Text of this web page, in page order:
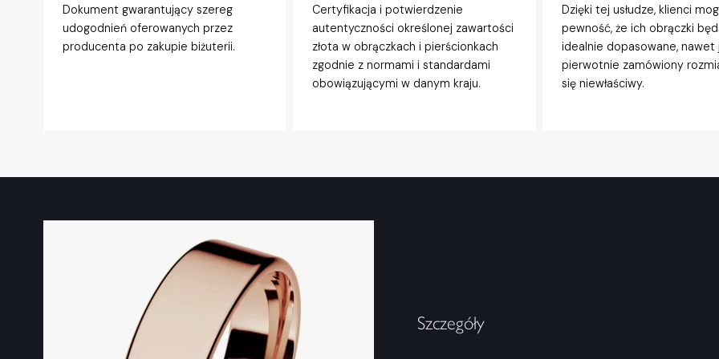
Dokument gwarantujący szereg
udogodnień oferowanych przez
producenta po zakupie biżuterii.
Certyfikacja i potwierdzenie
autentyczności określonej zawartości
złota w obrączkach i pierścionkach
zgodnie z normami i standardami
obowiązującymi w danym kraju.
Dzięki tej usłudze, klienci
pewność, że ich obrączki
idealnie dopasowane, nawet
pierwotnie zamówiony
się niewłaściwy.
Szczegóły